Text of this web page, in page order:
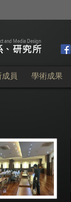
成員 學術成果